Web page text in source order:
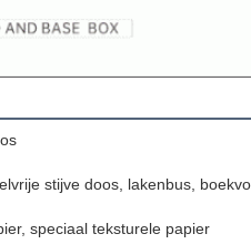
stijve doos, lakenbus,
speciaal teksturele papier